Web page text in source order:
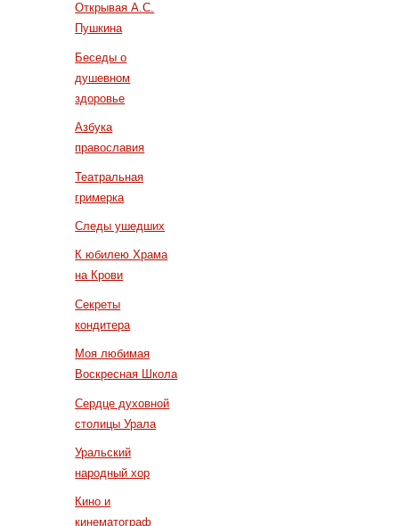
Открывая А.С.
Пушкина
Беседы о
душевном
здоровье
Азбука
православия
Театральная
гримерка
Следы ушедших
К юбилею Храма
на Крови
Секреты
кондитера
Моя любимая
Воскресная Школа
Сердце духовной
столицы Урала
Уральский
народный хор
Кино и
кинематограф